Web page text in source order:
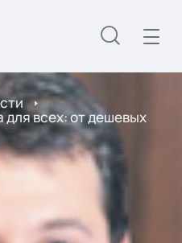
всех: от дешевых